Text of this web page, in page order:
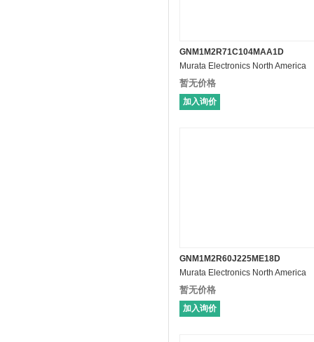
GNM1M2R71C104MAA1D
Murata Electronics North America
暂无价格
加入询价
GNM1M2R60J225ME18D
Murata Electronics North America
暂无价格
加入询价